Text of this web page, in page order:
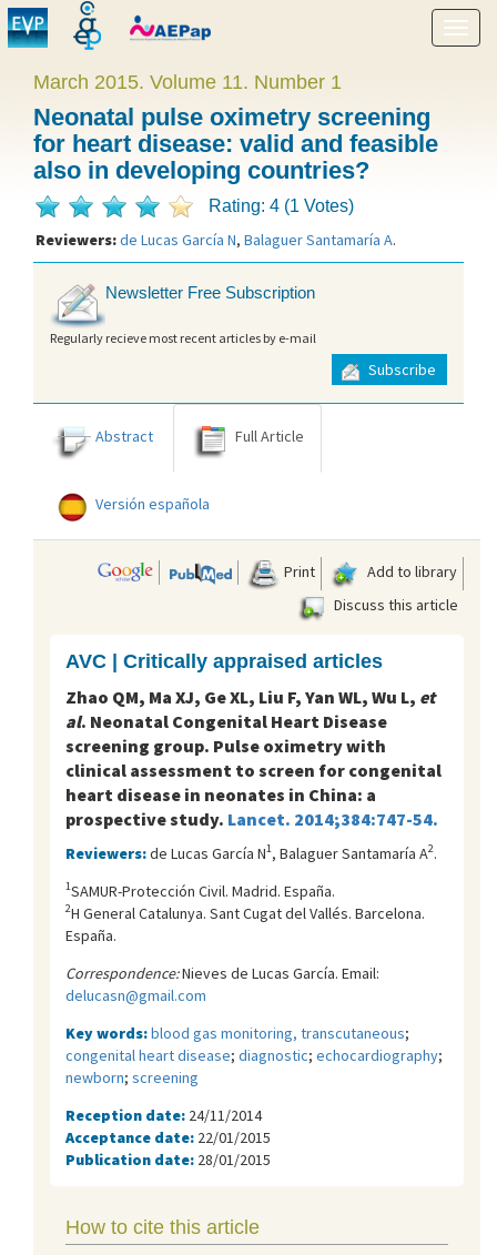
Show
menu
March 2015. Volume 11. Number 1
Neonatal pulse oximetry screening
for heart disease: valid and feasible
also in developing countries?
Rating: 4 (1 Votes)
Reviewers:de Lucas García N, Balaguer Santamaría A.
Newsletter Free Subscription
Regularly recieve most recent articles by e-mail
Subscribe
Abstract Full Article
Versión española
Print
Add to library
Discuss this article
AVC | Critically appraised articles
Zhao QM, Ma XJ, Ge XL, Liu F, Yan WL, Wu L, et
al. Neonatal Congenital Heart Disease
screening group. Pulse oximetry with
clinical assessment to screen for congenital
heart disease in neonates in China: a
prospective study. Lancet. 2014;384:747-54.
Reviewers:de Lucas García N1, Balaguer Santamaría A2.
1SAMUR-Protección Civil. Madrid. España.
2H General Catalunya. Sant Cugat del Vallés. Barcelona.
España.
Correspondence:Nieves de Lucas García. Email:
delucasn@gmail.com
Key words:blood gas monitoring, transcutaneous;
congenital heart disease; diagnostic; echocardiography;
newborn; screening
Reception date: 24/11/2014
Acceptance date: 22/01/2015
Publication date: 28/01/2015
How to cite this article